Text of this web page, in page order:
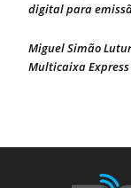
digital para
Miguel Simão
Multicaixa Express